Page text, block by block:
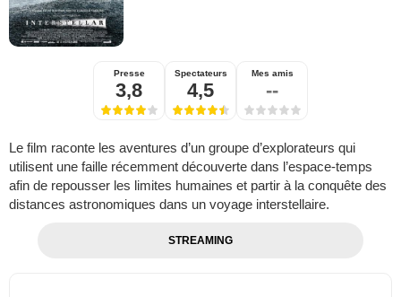
Presse
3,8
Spectateurs
4,5
Mes amis
--
Le film raconte les aventures d’un groupe d’explorateurs qui
utilisent une faille récemment découverte dans l’espace-temps
afin de repousser les limites humaines et partir à la conquête des
distances astronomiques dans un voyage interstellaire.
STREAMING